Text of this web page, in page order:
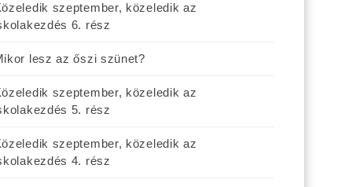
szeptember, közeledik az
6. rész
lesz az őszi szünet?
szeptember, közeledik az
5. rész
szeptember, közeledik az
4. rész